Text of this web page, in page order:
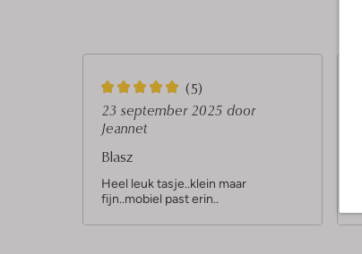
5
S
t
e
r
r
(5)
23 september 2025 door
Jeannet
Blasz
Heel leuk tasje..klein maar
fijn..mobiel past erin..
r